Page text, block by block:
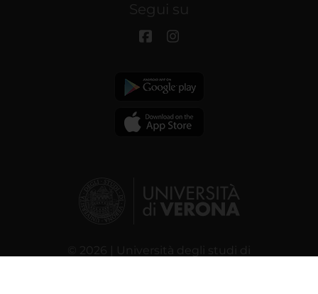
Segui su
© 2026 | Università degli studi di